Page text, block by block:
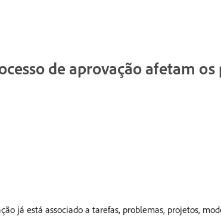
de aprovação afetam
já está associado a tarefas, problemas, projetos,